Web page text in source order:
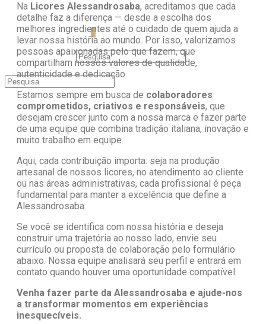
0
Na Licores Alessandrosaba, acreditamos que cada
detalhe faz a diferença — desde a escolha dos
melhores ingredientes até o cuidado de quem ajuda a
levar nossa história ao mundo. Por isso, valorizamos
pessoas apaixonadas pelo que fazem, que
compartilham nossos valores de qualidade,
autenticidade e dedicação.
Estamos sempre em busca de colaboradores
comprometidos, criativos e responsáveis, que
desejam crescer junto com a nossa marca e fazer parte
de uma equipe que combina tradição italiana, inovação e
muito trabalho em equipe.
Aqui, cada contribuição importa: seja na produção
artesanal de nossos licores, no atendimento ao cliente
ou nas áreas administrativas, cada profissional é peça
fundamental para manter a excelência que define a
Alessandrosaba.
Se você se identifica com nossa história e deseja
construir uma trajetória ao nosso lado, envie seu
currículo ou proposta de colaboração pelo formulário
abaixo. Nossa equipe analisará seu perfil e entrará em
contato quando houver uma oportunidade compatível.
Venha fazer parte da Alessandrosaba e ajude-nos
a transformar momentos em experiências
inesquecíveis.